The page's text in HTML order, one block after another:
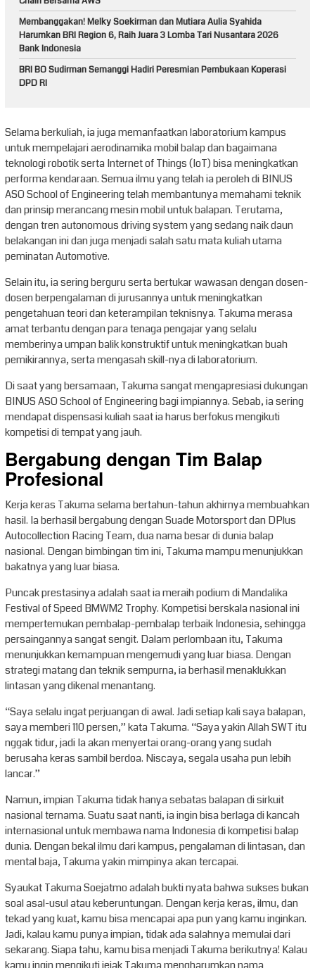
Membanggakan! Melky Soekirman dan Mutiara Aulia Syahida
Harumkan BRI Region 6, Raih Juara 3 Lomba Tari Nusantara 2026
Bank Indonesia
BRI BO Sudirman Semanggi Hadiri Peresmian Pembukaan Koperasi
DPD RI
Selama berkuliah, ia juga memanfaatkan laboratorium kampus
untuk mempelajari aerodinamika mobil balap dan bagaimana
teknologi robotik serta Internet of Things (IoT) bisa meningkatkan
performa kendaraan. Semua ilmu yang telah ia peroleh di BINUS
ASO School of Engineering telah membantunya memahami teknik
dan prinsip merancang mesin mobil untuk balapan. Terutama,
dengan tren autonomous driving system yang sedang naik daun
belakangan ini dan juga menjadi salah satu mata kuliah utama
peminatan Automotive.
Selain itu, ia sering berguru serta bertukar wawasan dengan dosen-
dosen berpengalaman di jurusannya untuk meningkatkan
pengetahuan teori dan keterampilan teknisnya. Takuma merasa
amat terbantu dengan para tenaga pengajar yang selalu
memberinya umpan balik konstruktif untuk meningkatkan buah
pemikirannya, serta mengasah skill-nya di laboratorium.
Di saat yang bersamaan, Takuma sangat mengapresiasi dukungan
BINUS ASO School of Engineering bagi impiannya. Sebab, ia sering
mendapat dispensasi kuliah saat ia harus berfokus mengikuti
kompetisi di tempat yang jauh.
Bergabung dengan Tim Balap
Profesional
Kerja keras Takuma selama bertahun-tahun akhirnya membuahkan
hasil. Ia berhasil bergabung dengan Suade Motorsport dan DPlus
Autocollection Racing Team, dua nama besar di dunia balap
nasional. Dengan bimbingan tim ini, Takuma mampu menunjukkan
bakatnya yang luar biasa.
Puncak prestasinya adalah saat ia meraih podium di Mandalika
Festival of Speed BMWM2 Trophy. Kompetisi berskala nasional ini
mempertemukan pembalap-pembalap terbaik Indonesia, sehingga
persaingannya sangat sengit. Dalam perlombaan itu, Takuma
menunjukkan kemampuan mengemudi yang luar biasa. Dengan
strategi matang dan teknik sempurna, ia berhasil menaklukkan
lintasan yang dikenal menantang.
“Saya selalu ingat perjuangan di awal. Jadi setiap kali saya balapan,
saya memberi 110 persen,” kata Takuma. “Saya yakin Allah SWT itu
nggak tidur, jadi Ia akan menyertai orang-orang yang sudah
berusaha keras sambil berdoa. Niscaya, segala usaha pun lebih
lancar.”
Namun, impian Takuma tidak hanya sebatas balapan di sirkuit
nasional ternama. Suatu saat nanti, ia ingin bisa berlaga di kancah
internasional untuk membawa nama Indonesia di kompetisi balap
dunia. Dengan bekal ilmu dari kampus, pengalaman di lintasan, dan
mental baja, Takuma yakin mimpinya akan tercapai.
Syaukat Takuma Soejatmo adalah bukti nyata bahwa sukses bukan
soal asal-usul atau keberuntungan. Dengan kerja keras, ilmu, dan
tekad yang kuat, kamu bisa mencapai apa pun yang kamu inginkan.
Jadi, kalau kamu punya impian, tidak ada salahnya memulai dari
sekarang. Siapa tahu, kamu bisa menjadi Takuma berikutnya! Kalau